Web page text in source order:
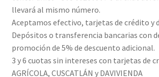
llevará al mismo número.
Aceptamos efectivo, tarjetas de crédito y
Depósitos o transferencia bancarias con
promoción de 5% de descuento adicional.
3 y 6 cuotas sin intereses con tarjetas de
AGRÍCOLA, CUSCATLÁN y DAVIVIENDA